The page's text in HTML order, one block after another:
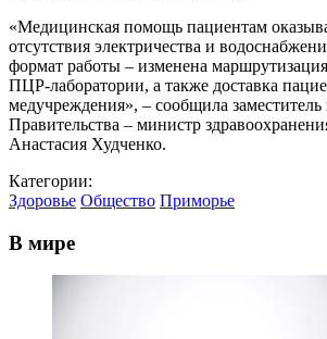
«Медицинская помощь пациентам
отсутствия электричества и
формат работы – изменена
ПЦР-лаборатории, а также доставка
медучреждения», – сообщила заместитель
Правительства – министр
Анастасия Худченко.
Категории:
Здоровье Общество Приморье
В мире